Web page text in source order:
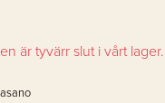
är tyvärr slut i vårt lager.